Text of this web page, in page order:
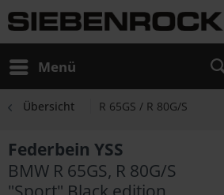
Menü
Übersicht R 65GS / R 80G/S
Federbein YSS
BMW R 65GS, R 80G/S